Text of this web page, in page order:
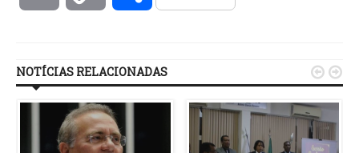
NOTÍCIAS RELACIONADAS  